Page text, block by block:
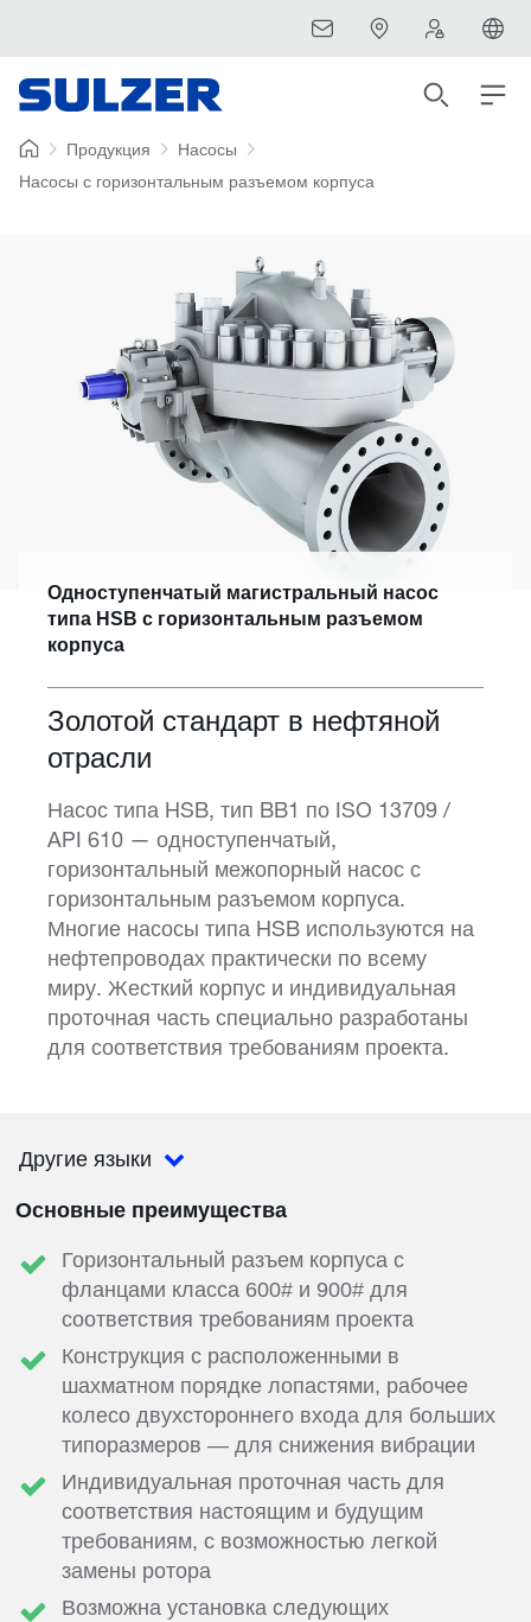
Продукция
Насосы
Насосы с горизонтальным разъемом корпуса
Одноступенчатый магистральный насос
типа HSB с горизонтальным разъемом
корпуса
Золотой стандарт в нефтяной
отрасли
Насос типа HSB, тип BB1 по ISO 13709 /
API 610 — одноступенчатый,
горизонтальный межопорный насос с
горизонтальным разъемом корпуса.
Многие насосы типа HSB используются на
нефтепроводах практически по всему
миру. Жесткий корпус и индивидуальная
проточная часть специально разработаны
для соответствия требованиям проекта.
Другие языки
Основные преимущества
Горизонтальный разъем корпуса с
фланцами класса 600# и 900# для
соответствия требованиям проекта
Конструкция с расположенными в
шахматном порядке лопастями, рабочее
колесо двухстороннего входа для больших
типоразмеров — для снижения вибрации
Индивидуальная проточная часть для
соответствия настоящим и будущим
требованиям, с возможностью легкой
замены ротора
Возможна установка следующих